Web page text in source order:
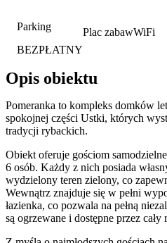
Parking
BEZPŁATNY
Plac zabawWiFi
Opis obiektu
Pomeranka to kompleks domków
spokojnej części Ustki, których
tradycji rybackich.
Obiekt oferuje gościom
6 osób. Każdy z nich posiada
wydzielony teren zielony, co
Wewnątrz znajduje się w pełni
łazienka, co pozwala na pełną
są ogrzewane i dostępne przez cały